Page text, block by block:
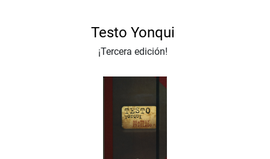
Testo Yonqui
¡Tercera edición!